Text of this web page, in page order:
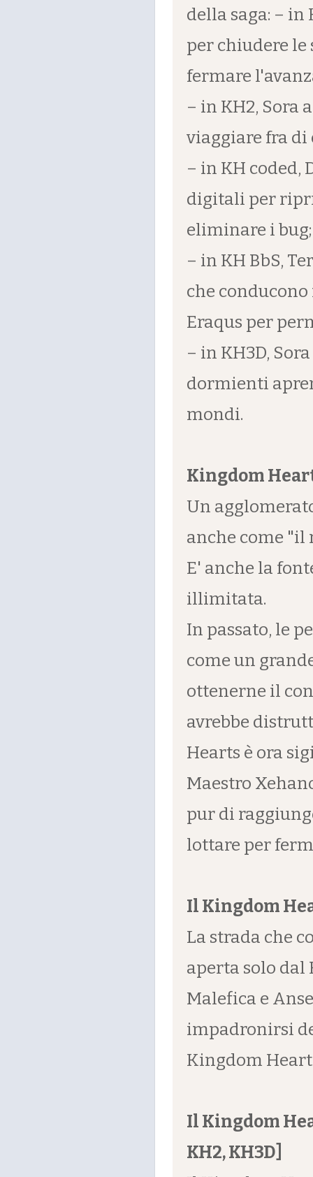
della saga: – in
per chiudere le
fermare
– in KH2, Sora
viaggiare fra di
– in KH coded,
digitali per
eliminare i bug;
– in KH BbS,
che
Eraqus per
– in KH3D,
dormienti
mondi.
Kingdom
Un
anche come "il
E' anche la
illimitata.
In passato, le
come un
ottenerne il
avrebbe
Hearts è ora
Maestro
pur di
lottare per
Il Kingdom
La strada che
aperta solo dal
Malefica e
impadronirsi
Kingdom
Il Kingdom
KH2, KH3D]